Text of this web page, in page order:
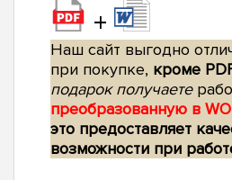
+
Наш сайт выгодно
при покупке, кроме
подарок получаете
преобразованную в
это предоставляет
возможности при